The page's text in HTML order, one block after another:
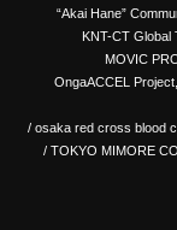
“Akai Hane”
KNT-CT Global
MOVIC
OngaACCEL
/ osaka red cross blood
/ TOKYO MIMORE